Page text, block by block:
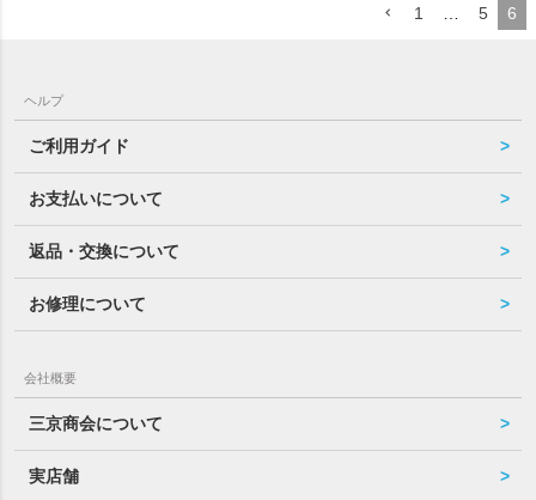
1
5 6
ヘルプ
ご利用ガイド
お支払いについて
返品・交換について
お修理について
会社概要
三京商会について
実店舗